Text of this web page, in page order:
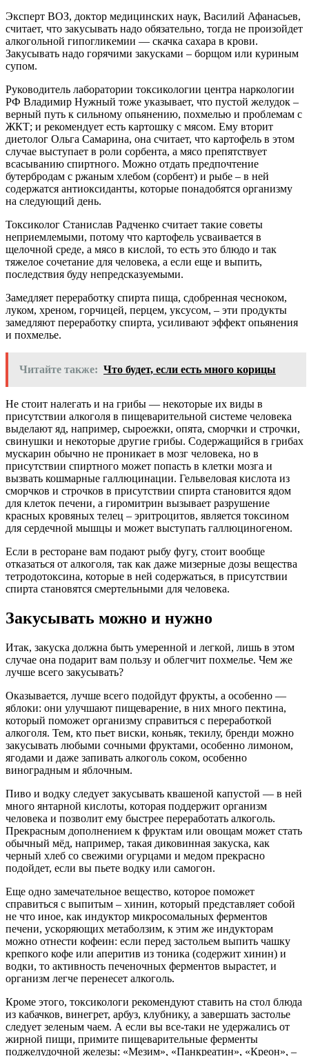
Эксперт ВОЗ, доктор медицинских наук, Василий Афанасьев,
считает, что закусывать надо обязательно, тогда не произойдет
алкогольной гипогликемии — скачка сахара в крови.
Закусывать надо горячими закусками – борщом или куриным
супом.
Руководитель лаборатории токсикологии центра наркологии
РФ Владимир Нужный тоже указывает, что пустой желудок –
верный путь к сильному опьянению, похмелью и проблемам с
ЖКТ; и рекомендует есть картошку с мясом. Ему вторит
диетолог Ольга Самарина, она считает, что картофель в этом
случае выступает в роли сорбента, а мясо препятствует
всасыванию спиртного. Можно отдать предпочтение
бутербродам с ржаным хлебом (сорбент) и рыбе – в ней
содержатся антиоксиданты, которые понадобятся организму
на следующий день.
Токсиколог Станислав Радченко считает такие советы
неприемлемыми, потому что картофель усваивается в
щелочной среде, а мясо в кислой, то есть это блюдо и так
тяжелое сочетание для человека, а если еще и выпить,
последствия буду непредсказуемыми.
Замедляет переработку спирта пища, сдобренная чесноком,
луком, хреном, горчицей, перцем, уксусом, – эти продукты
замедляют переработку спирта, усиливают эффект опьянения
и похмелье.
Читайте также: Что будет, если есть много корицы
Не стоит налегать и на грибы — некоторые их виды в
присутствии алкоголя в пищеварительной системе человека
выделают яд, например, сыроежки, опята, сморчки и строчки,
свинушки и некоторые другие грибы. Содержащийся в грибах
мускарин обычно не проникает в мозг человека, но в
присутствии спиртного может попасть в клетки мозга и
вызвать кошмарные галлюцинации. Гельвеловая кислота из
сморчков и строчков в присутствии спирта становится ядом
для клеток печени, а гиромитрин вызывает разрушение
красных кровяных телец – эритроцитов, является токсином
для сердечной мышцы и может выступать галлюциногеном.
Если в ресторане вам подают рыбу фугу, стоит вообще
отказаться от алкоголя, так как даже мизерные дозы вещества
тетродотоксина, которые в ней содержаться, в присутствии
спирта становятся смертельными для человека.
Закусывать можно и нужно
Итак, закуска должна быть умеренной и легкой, лишь в этом
случае она подарит вам пользу и облегчит похмелье. Чем же
лучше всего закусывать?
Оказывается, лучше всего подойдут фрукты, а особенно —
яблоки: они улучшают пищеварение, в них много пектина,
который поможет организму справиться с переработкой
алкоголя. Тем, кто пьет виски, коньяк, текилу, бренди можно
закусывать любыми сочными фруктами, особенно лимоном,
ягодами и даже запивать алкоголь соком, особенно
виноградным и яблочным.
Пиво и водку следует закусывать квашеной капустой — в ней
много янтарной кислоты, которая поддержит организм
человека и позволит ему быстрее переработать алкоголь.
Прекрасным дополнением к фруктам или овощам может стать
обычный мёд, например, такая диковинная закуска, как
черный хлеб со свежими огурцами и медом прекрасно
подойдет, если вы пьете водку или самогон.
Еще одно замечательное вещество, которое поможет
справиться с выпитым – хинин, который представляет собой
не что иное, как индуктор микросомальных ферментов
печени, ускоряющих метаболзим, к этим же индукторам
можно отнести кофеин: если перед застольем выпить чашку
крепкого кофе или аперитив из тоника (содержит хинин) и
водки, то активность печеночных ферментов вырастет, и
организм легче перенесет алкоголь.
Кроме этого, токсикологи рекомендуют ставить на стол блюда
из кабачков, винегрет, арбуз, клубнику, а завершать застолье
следует зеленым чаем. А если вы все-таки не удержались от
жирной пищи, примите пищеварительные ферменты
поджелудочной железы: «Мезим», «Панкреатин», «Креон», –